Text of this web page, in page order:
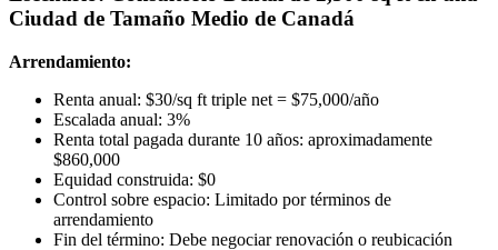
Ciudad de Tamaño Medio de Canadá
Arrendamiento:
Renta anual: $30/sq ft triple net = $75,000/año
Escalada anual: 3%
Renta total pagada durante 10 años: aproximadamente
$860,000
Equidad construida: $0
Control sobre espacio: Limitado por términos de
arrendamiento
Fin del término: Debe negociar renovación o reubicación